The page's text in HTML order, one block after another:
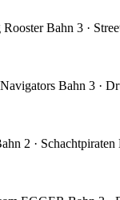
RoosterBahn 3 ·
Bahn 3 ·
2 · Schachtpiraten